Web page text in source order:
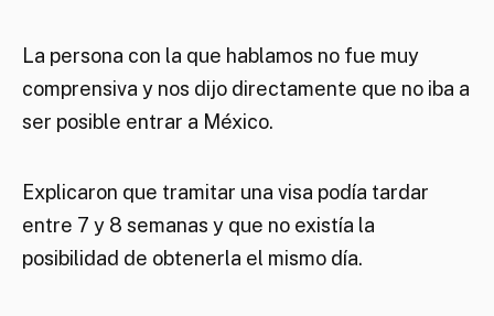
La persona con la que hablamos no fue muy
comprensiva y nos dijo directamente que no iba a
ser posible entrar a México.
Explicaron que tramitar una visa podía tardar
entre 7 y 8 semanas y que no existía la
posibilidad de obtenerla el mismo día.